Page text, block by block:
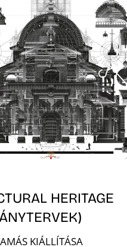
HERITAGE
KIÁLLÍTÁSA